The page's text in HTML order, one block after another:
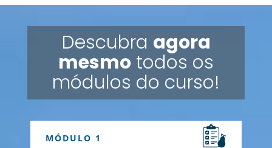
Descubra agora
mesmo todos os
módulos do curso!
MÓDULO 1